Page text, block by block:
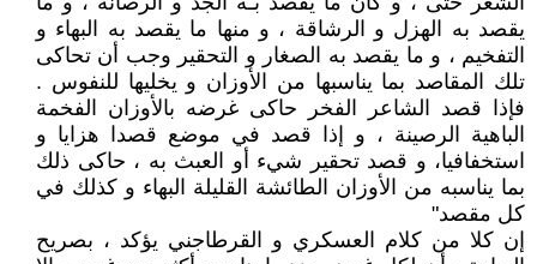
يقصد به الهزل و الرشاقة ، و منها ما يقصد به البهاء و
التفخيم ، و ما يقصد به الصغار و التحقير وجب أن تحاكى
تلك المقاصد بما يناسبها من الأوزان و يخليها للنفوس .
فإذا قصد الشاعر الفخر حاكى غرضه بالأوزان الفخمة
الباهية الرصينة ، و إذا قصد في موضع قصدا هزايا و
استخفافيا، و قصد تحقير شيء أو العبث به ، حاكى ذلك
بما يناسبه من الأوزان الطائشة القليلة البهاء و كذلك في
كل مقصد"
إن كلا من كلام العسكري و القرطاجني يؤكد ، بصريح